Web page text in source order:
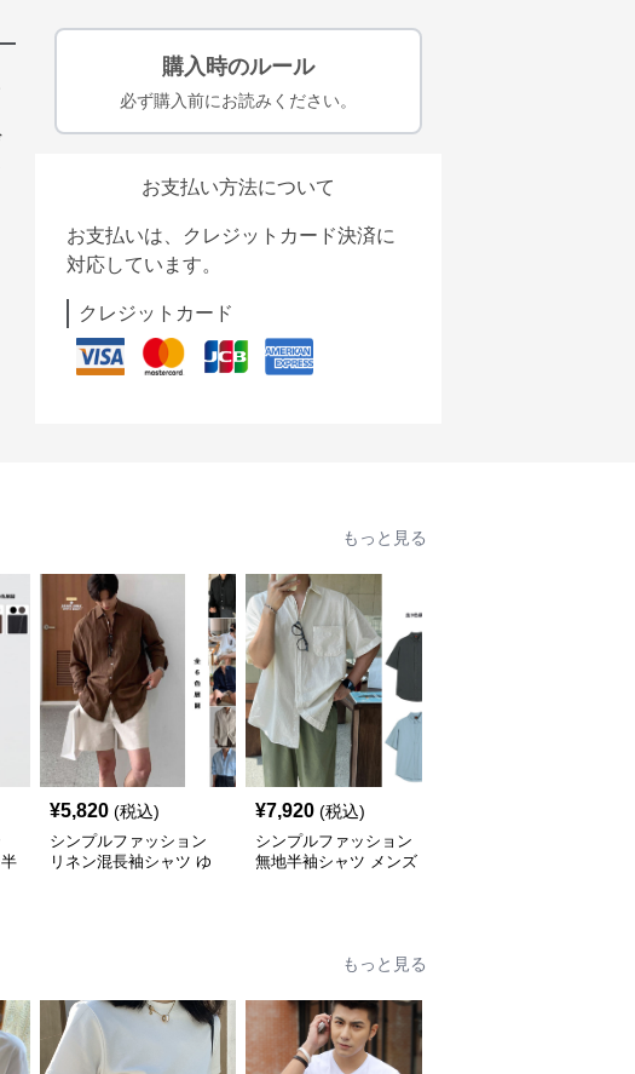
購入時のルール
必ず購入前にお読みください。
お支払い方法について
お支払いは、クレジットカード決済に
対応しています。
クレジットカード
もっと見る
¥5,820 (税込)
シンプルファッション
リネン混長袖シャツ ゆ
¥7,920 (税込)
シンプルファッション
無地半袖シャツ メンズ
もっと見る